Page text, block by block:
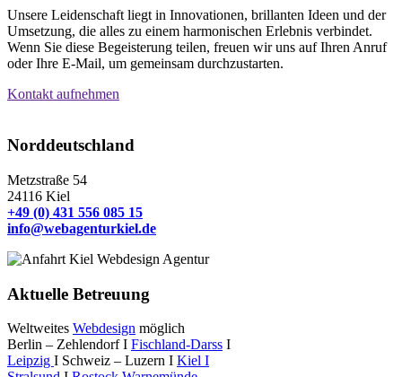
Unsere Leidenschaft liegt in Innovationen, brillanten Ideen und der
Umsetzung, die alles zu einem harmonischen Erlebnis verbindet.
Wenn Sie diese Begeisterung teilen, freuen wir uns auf Ihren Anruf
oder Ihre E-Mail, um gemeinsam durchzustarten.
Kontakt aufnehmen
Norddeutschland
Metzstraße 54
24116 Kiel
+49 (0) 431 556 085 15
info@webagenturkiel.de
Aktuelle Betreuung
Weltweites Webdesign möglich
Berlin – Zehlendorf I Fischland-Darss I
Leipzig I Schweiz – Luzern I Kiel I